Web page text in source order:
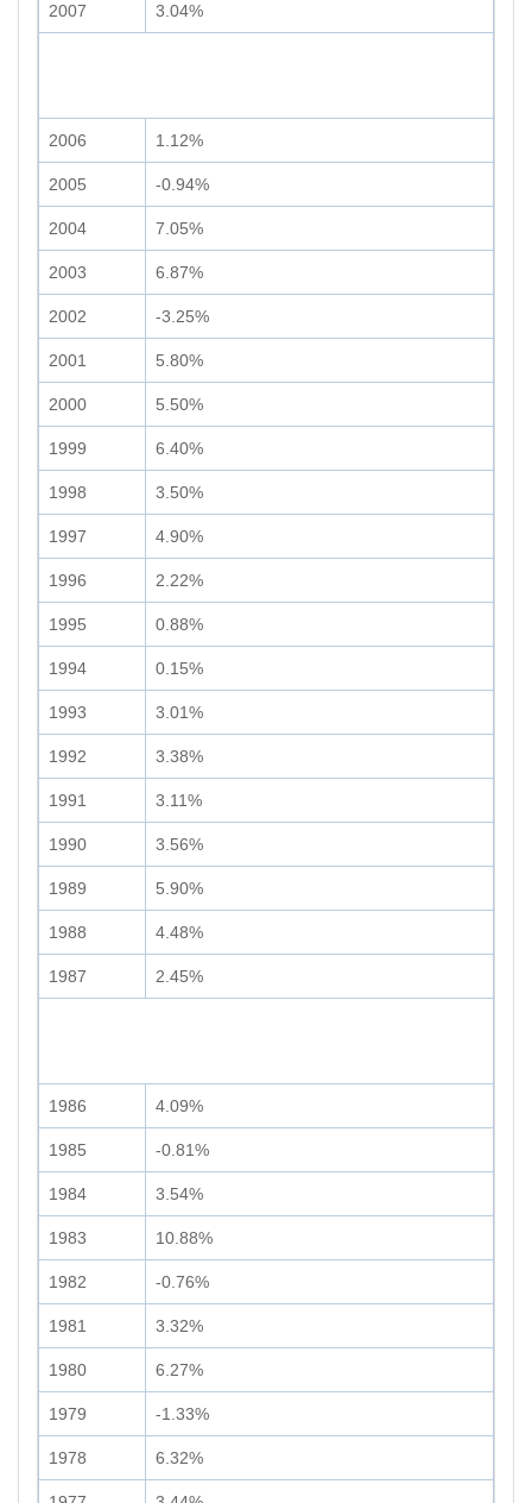
2007 3.04%
2006 1.12%
2005 -0.94%
2004 7.05%
2003 6.87%
2002 -3.25%
2001 5.80%
2000 5.50%
1999 6.40%
1998 3.50%
1997 4.90%
1996 2.22%
1995 0.88%
1994 0.15%
1993 3.01%
1992 3.38%
1991 3.11%
1990 3.56%
1989 5.90%
1988 4.48%
1987 2.45%
1986 4.09%
1985 -0.81%
1984 3.54%
1983 10.88%
1982 -0.76%
1981 3.32%
1980 6.27%
1979 -1.33%
1978 6.32%